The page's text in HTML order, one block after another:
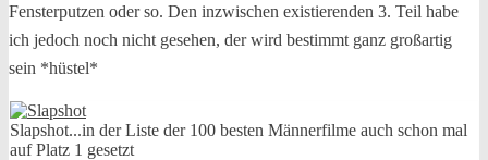
Fensterputzen oder so. Den inzwischen existierenden 3. Teil habe
ich jedoch noch nicht gesehen, der wird bestimmt ganz großartig
sein *hüstel*
Slapshot...in der Liste der 100 besten Männerfilme auch schon mal
auf Platz 1 gesetzt